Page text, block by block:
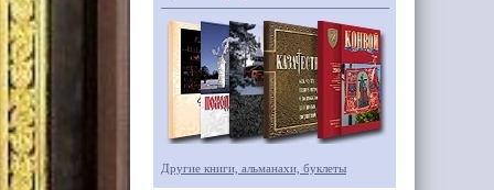
Другие книги, альманахи, буклеты